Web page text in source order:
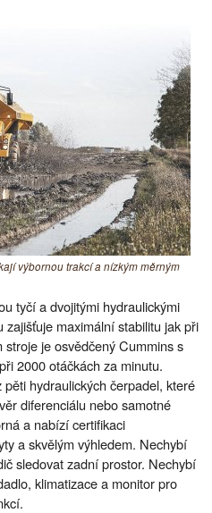
výbornou trakcí a nízkým měrným
tyčí a dvojitými hydraulickými
maximální stabilitu jak při
je osvědčený Cummins s
2000 otáčkách za minutu.
hydraulických čerpadel, které
diferenciálu nebo samotné
a nabízí certifikaci
a skvělým výhledem. Nechybí
sledovat zadní prostor. Nechybí
klimatizace a monitor pro